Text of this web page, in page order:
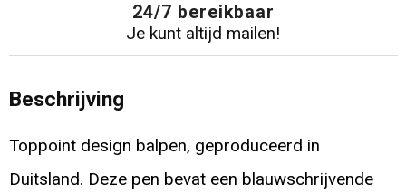
24/7 bereikbaar
Je kunt altijd mailen!
Beschrijving
Toppoint design balpen, geproduceerd in
Duitsland. Deze pen bevat een blauwschrijvende